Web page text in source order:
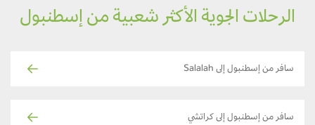
الرحلات الجوية الأكثر شعبية من إسطنبول
سافر من إسطنبول إلى Salalah
سافر من إسطنبول إلى كراتشي